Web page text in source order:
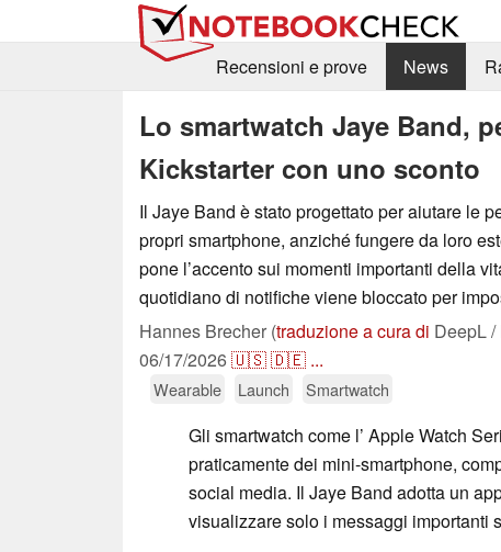
Recensioni e prove
News
Lo smartwatch Jaye Band,
Kickstarter con uno sconto
Il Jaye Band è stato progettato per aiutare le
propri smartphone, anziché fungere da loro
pone l’accento sui momenti importanti della
quotidiano di notifiche viene bloccato per
Hannes Brecher (traduzione a cura di DeepL
06/17/2026🇺🇸🇩🇪 ...
Wearable Launch Smartwatch
Gli smartwatch come l’ Apple Watch
praticamente dei mini-smartphone,
social media. Il Jaye Band adotta un
visualizzare solo i messaggi importanti